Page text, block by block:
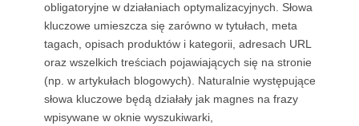
obligatoryjne w działaniach optymalizacyjnych. Słowa
kluczowe umieszcza się zarówno w tytułach, meta
tagach, opisach produktów i kategorii, adresach URL
oraz wszelkich treściach pojawiających się na stronie
(np. w artykułach blogowych). Naturalnie występujące
słowa kluczowe będą działały jak magnes na frazy
wpisywane w oknie wyszukiwarki,